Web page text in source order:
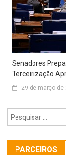
Senadores
Terceirização
29 de março de
PARCEIROS